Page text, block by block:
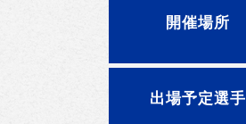
開催場所
出場予定選手